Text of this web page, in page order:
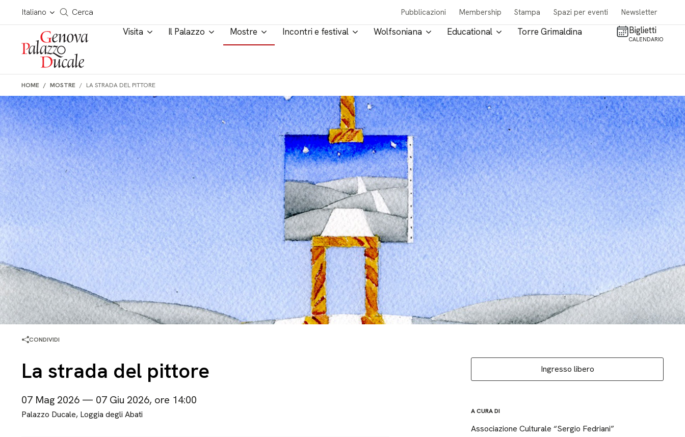
Salta al contenuto
Italiano
Cerca in tutto il sito
Cerca Pubblicazioni Membership Stampa Spazi per eventi Newsletter
Visita Il Palazzo Mostre Incontri e festival Wolfsoniana Educational Torre Grimaldina Biglietti
CALENDARIO
HOME MOSTRE LA STRADA DEL PITTORE
CONDIVIDI
La strada del pittore
07 Mag 2026 — 07 Giu 2026, ore 14:00
Palazzo Ducale, Loggia degli Abati
Ingresso libero
A CURA DI
Associazione Culturale “Sergio Fedriani”